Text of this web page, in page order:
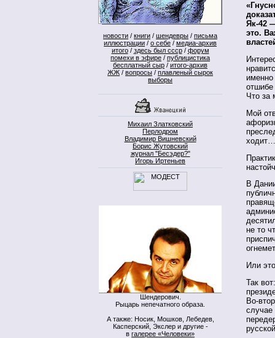
новости / книги / шендевры / письма
иллюстрации / о себе / медиа-архив
итого/ здесь был ссср/ форум
помехи в эфире / публицистика
бесплатный сыр / итого-архив
ЖЖ / вопросы / плавленый сырок
выборы
Михаил Златковский
Перлодром
Владимир Вишневский
Борис Жутовский
журнал "Бесэдер?"
Игорь Иртеньев
Шендерович.
Рыцарь непечатного образа.
А также: Носик, Мошков, Лебедев,
Касперский, Экслер и другие -
в галерее «Человеки»
Як-42
это.
отшибе
Что за
Мой
ходит…
В
не то
Или
Так
Во-
случае